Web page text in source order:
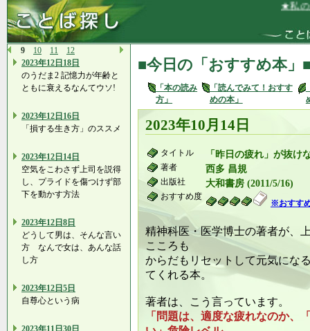
★私の月
9 10 11
12
2023年12日18日
のうだま2 記憶力が年齢と
ともに衰えるなんてウソ!
2023年12日16日
「損する生き方」のススメ
2023年12日14日
空気をこわさず上司を説得
し、プライドを傷つけず部
下を動かす方法
2023年12日8日
どうして男は、そんな言い
方 なんで女は、あんな話
し方
2023年12日5日
自尊心という病
2023年11日30日
■今日の「おすすめ本」
「本の読み
方」
「読んでみて！おすす
めの本」
2023年10月14日
タイトル 「昨日の疲れ」が抜け
著者 西多 昌規
出版社 大和書房 (2011/5/16)
おすすめ度
※おすす
精神科医・医学博士の著者が、
こころも
からだもリセットして元気にな
てくれる本。
著者は、こう言っています。
「問題は、適度な疲れなのか、